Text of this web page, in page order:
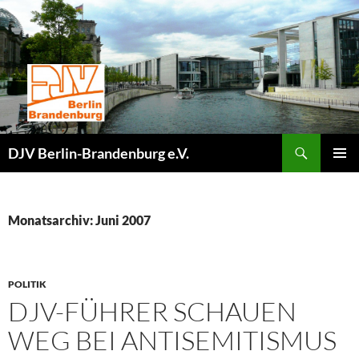
Zum
Inhalt
springen
DJV Berlin-Brandenburg e.V.
Monatsarchiv: Juni 2007
POLITIK
DJV-FÜHRER SCHAUEN
WEG BEI ANTISEMITISMUS